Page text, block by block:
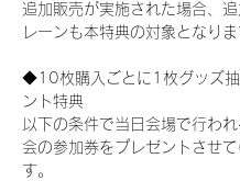
追加販売が実施された場合、
レーンも本特典の対象となりま
◆10枚購入ごとに1枚グッズ
ント特典
以下の条件で当日会場で行わ
会の参加券をプレゼントさせ
す。